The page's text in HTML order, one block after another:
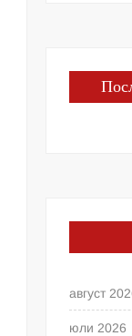
август
юли 2026